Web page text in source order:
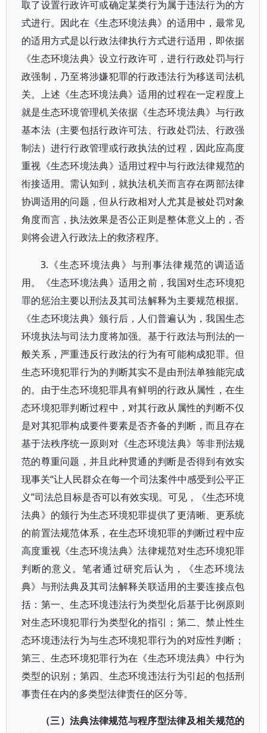
取了设置行政许可或确定某类行为属于违法行为的方
式进行。因此在《生态环境法典》的适用中，最常见
的适用方式是以行政法律执行方式进行适用，即依据
《生态环境法典》设立行政许可，进行行政处罚与行
政强制，乃至将涉嫌犯罪的行政违法行为移送司法机
关。上述《生态环境法典》适用的过程在一定程度上
就是生态环境管理机关依据《生态环境法典》与行政
基本法（主要包括行政许可法、行政处罚法、行政强
制法）进行行政管理或行政执法的过程，因此应高度
重视《生态环境法典》适用过程中与行政法律规范的
衔接适用。需认知到，就执法机关而言存在两部法律
协调适用的问题，但从行政相对人尤其是被处罚对象
角度而言，执法效果是否公正则是整体意义上的，否
则将会进入行政法上的救济程序。
3.《生态环境法典》与刑事法律规范的调适适
用。《生态环境法典》适用之前，我国对生态环境犯
罪的惩治主要以刑法及其司法解释为主要规范根据。
《生态环境法典》颁行后，人们普遍认为，我国生态
环境执法与司法力度将加强。基于行政法与刑法的一
般关系，严重违反行政法的行为有可能构成犯罪。但
生态环境犯罪行为的判断其实不是由刑法单独能完成
的。由于生态环境犯罪具有鲜明的行政从属性，在生
态环境犯罪判断过程中，对其行政从属性的判断不仅
是对其犯罪构成要件要素是否齐备的判断，而且存在
基于法秩序统一原则对《生态环境法典》等非刑法规
范的尊重问题，并且此种贯通的判断是否得到有效实
现事关“让人民群众在每一个司法案件中感受到公平正
义”司法总目标是否可以有效实现。可见，《生态环境
法典》的颁行为生态环境犯罪提供了更清晰、更系统
的前置法规范体系，在生态环境犯罪的判断过程中应
高度重视《生态环境法典》法律规范对生态环境犯罪
判断的意义。笔者通过研究后认为，《生态环境法
典》与刑法典及其司法解释关联适用的主要连接点包
括：第一、生态环境违法行为类型化后基于比例原则
对生态环境犯罪行为类型化的指引；第二、禁止性生
态环境违法行为与生态环境犯罪行为的对应性判断；
第三、生态环境犯罪行为在《生态环境法典》中行为
类型的识别；第四、生态环境违法行为引起的包括刑
事责任在内的多类型法律责任的区分等。
（三）法典法律规范与程序型法律及相关规范的